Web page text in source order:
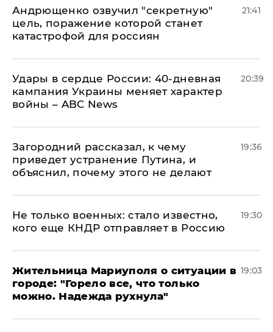
Андрющенко озвучил "секретную"
цель, поражение которой станет
катастрофой для россиян
21:41
Удары в сердце России: 40-дневная
кампания Украины меняет характер
войны – ABC News
20:39
Загородний рассказал, к чему
приведет устранение Путина, и
объяснил, почему этого не делают
19:36
Не только военных: стало известно,
кого еще КНДР отправляет в Россию
19:30
Жительница Мариуполя о ситуации в
городе: "Горело все, что только
можно. Надежда рухнула"
19:03